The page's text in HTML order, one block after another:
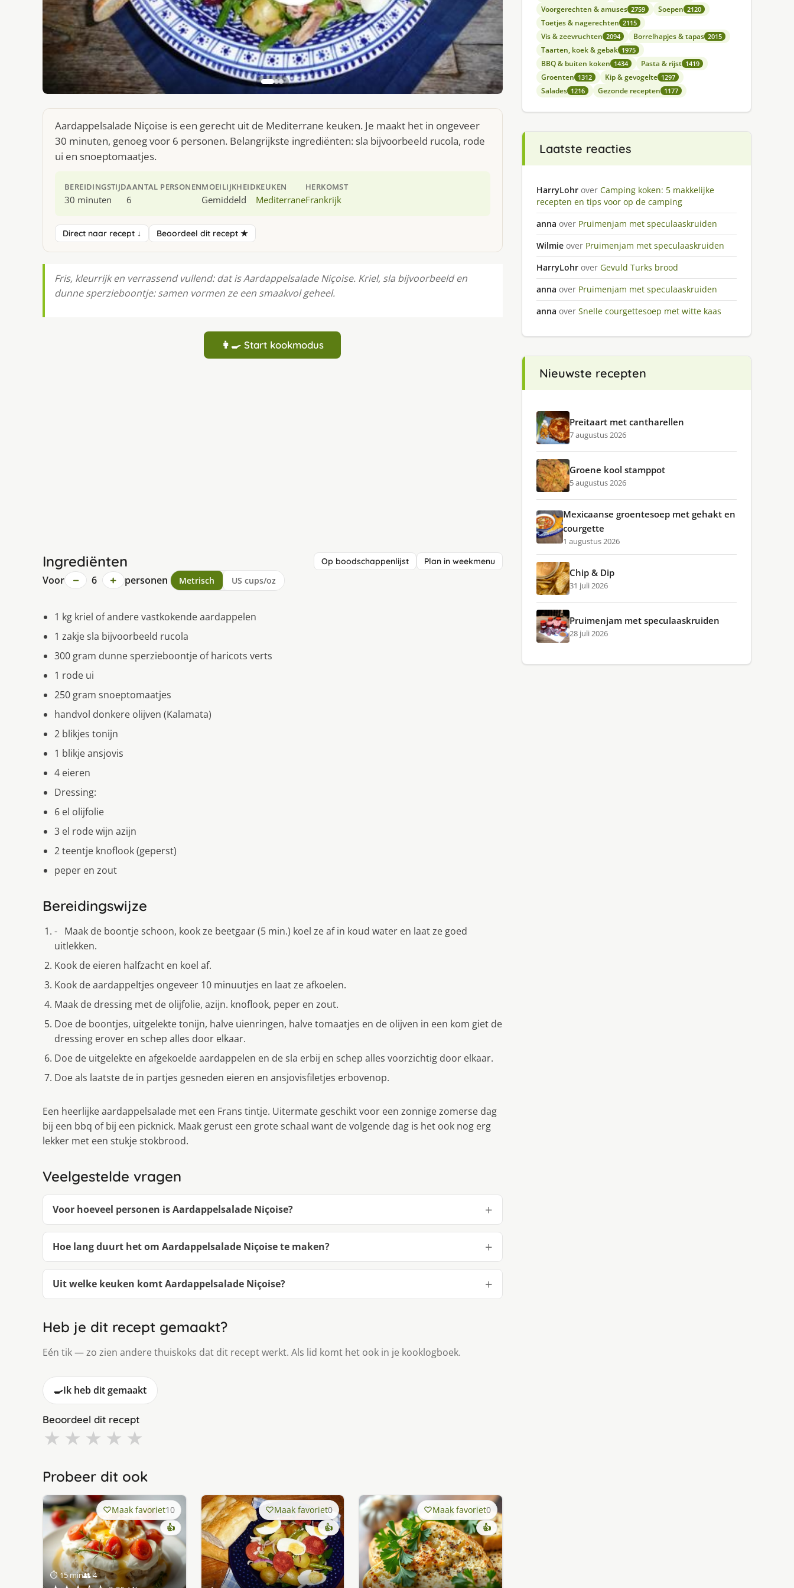
Aardappelsalade Niçoise is een gerecht uit de Mediterrane keuken. Je maakt het in ongeveer
30 minuten, genoeg voor 6 personen. Belangrijkste ingrediënten: sla bijvoorbeeld rucola, rode
ui en snoeptomaatjes.
BEREIDINGSTIJD
30 minuten
AANTAL PERSONEN
6
MOEILIJKHEID
Gemiddeld
KEUKEN
Mediterrane
HERKOMST
Frankrijk
Direct naar recept ↓ Beoordeel dit recept ★
Fris, kleurrijk en verrassend vullend: dat is Aardappelsalade Niçoise. Kriel, sla bijvoorbeeld en
dunne sperzieboontje: samen vormen ze een smaakvol geheel.
👩‍🍳 Start kookmodus
Ingrediënten Op boodschappenlijst Plan in weekmenu
Voor − 6 + personen Metrisch US cups/oz
1 kg kriel of andere vastkokende aardappelen
1 zakje sla bijvoorbeeld rucola
300 gram dunne sperzieboontje of haricots verts
1 rode ui
250 gram snoeptomaatjes
handvol donkere olijven (Kalamata)
2 blikjes tonijn
1 blikje ansjovis
4 eieren
Dressing:
6 el olijfolie
3 el rode wijn azijn
2 teentje knoflook (geperst)
peper en zout
Bereidingswijze
- Maak de boontje schoon, kook ze beetgaar (5 min.) koel ze af in koud water en laat ze goed
uitlekken.
Kook de eieren halfzacht en koel af.
Kook de aardappeltjes ongeveer 10 minuutjes en laat ze afkoelen.
Maak de dressing met de olijfolie, azijn. knoflook, peper en zout.
Doe de boontjes, uitgelekte tonijn, halve uienringen, halve tomaatjes en de olijven in een kom giet de
dressing erover en schep alles door elkaar.
Doe de uitgelekte en afgekoelde aardappelen en de sla erbij en schep alles voorzichtig door elkaar.
Doe als laatste de in partjes gesneden eieren en ansjovisfiletjes erbovenop.
Een heerlijke aardappelsalade met een Frans tintje. Uitermate geschikt voor een zonnige zomerse dag
bij een bbq of bij een picknick. Maak gerust een grote schaal want de volgende dag is het ook nog erg
lekker met een stukje stokbrood.
Veelgestelde vragen
Voor hoeveel personen is Aardappelsalade Niçoise?
Hoe lang duurt het om Aardappelsalade Niçoise te maken?
Uit welke keuken komt Aardappelsalade Niçoise?
Heb je dit recept gemaakt?
Eén tik — zo zien andere thuiskoks dat dit recept werkt. Als lid komt het ook in je kooklogboek.
🍳Ik heb dit gemaakt
Beoordeel dit recept
★ ★ ★ ★ ★
Probeer dit ook
⏱ 15 min👥 4
Maak favoriet10
👍
Maak favoriet0
👍
Maak favoriet0
👍
Voorgerechten & amuses 2759 Soepen 2120
Toetjes & nagerechten 2115
Vis & zeevruchten 2094 Borrelhapjes & tapas 2015
Taarten, koek & gebak 1975
BBQ & buiten koken 1434 Pasta & rijst 1419
Groenten 1312 Kip & gevogelte 1297
Salades 1216 Gezonde recepten 1177
Laatste reacties
HarryLohr over Camping koken: 5 makkelijke
recepten en tips voor op de camping
anna over Pruimenjam met speculaaskruiden
Wilmie over Pruimenjam met speculaaskruiden
HarryLohr over Gevuld Turks brood
anna over Pruimenjam met speculaaskruiden
anna over Snelle courgettesoep met witte kaas
Nieuwste recepten
Preitaart met cantharellen
7 augustus 2026
Groene kool stamppot
5 augustus 2026
Mexicaanse groentesoep met gehakt en
courgette
1 augustus 2026
Chip & Dip
31 juli 2026
Pruimenjam met speculaaskruiden
28 juli 2026